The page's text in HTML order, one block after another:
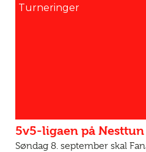
Turneringer
5v5-ligaen på
Søndag 8. september skal